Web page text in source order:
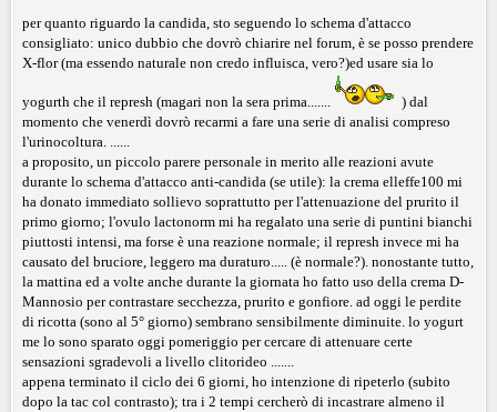
per quanto riguardo la candida, sto seguendo lo schema d'attacco
consigliato: unico dubbio che dovrò chiarire nel forum, è se posso prendere
X-flor (ma essendo naturale non credo influisca, vero?)ed usare sia lo
yogurth che il represh (magari non la sera prima.......
) dal
momento che venerdì dovrò recarmi a fare una serie di analisi compreso
l'urinocoltura. ......
a proposito, un piccolo parere personale in merito alle reazioni avute
durante lo schema d'attacco anti-candida (se utile): la crema elleffe100 mi
ha donato immediato sollievo soprattutto per l'attenuazione del prurito il
primo giorno; l'ovulo lactonorm mi ha regalato una serie di puntini bianchi
piuttosti intensi, ma forse è una reazione normale; il represh invece mi ha
causato del bruciore, leggero ma duraturo..... (è normale?). nonostante tutto,
la mattina ed a volte anche durante la giornata ho fatto uso della crema D-
Mannosio per contrastare secchezza, prurito e gonfiore. ad oggi le perdite
di ricotta (sono al 5° giorno) sembrano sensibilmente diminuite. lo yogurt
me lo sono sparato oggi pomeriggio per cercare di attenuare certe
sensazioni sgradevoli a livello clitorideo .......
appena terminato il ciclo dei 6 giorni, ho intenzione di ripeterlo (subito
dopo la tac col contrasto); tra i 2 tempi cercherò di incastrare almeno il